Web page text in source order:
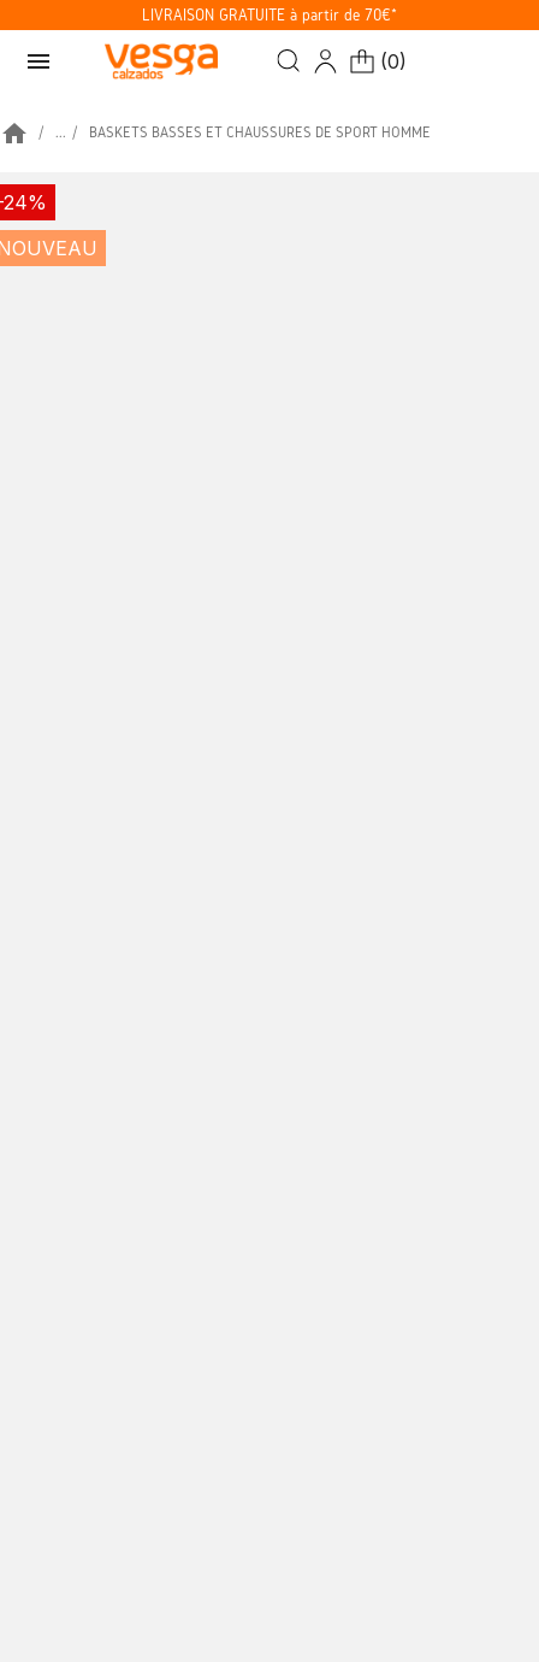
LIVRAISON GRATUITE à partir de 70€*
menu (0)
home ... BASKETS BASSES ET CHAUSSURES DE SPORT HOMME